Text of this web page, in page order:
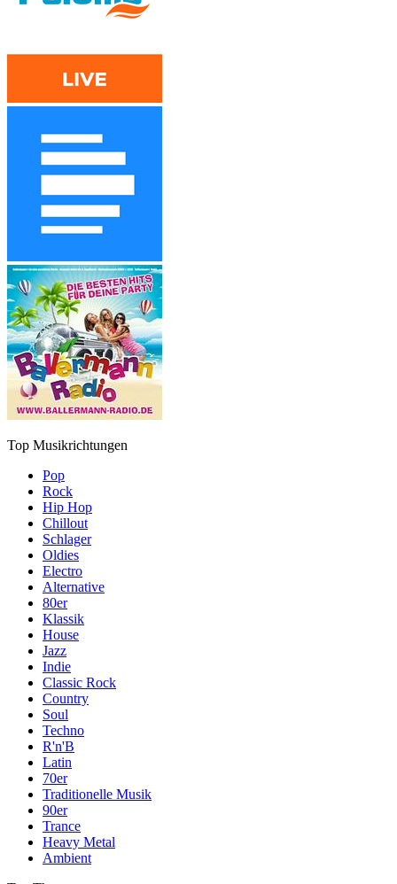
Top Musikrichtungen
Pop
Rock
Hip Hop
Chillout
Schlager
Oldies
Electro
Alternative
80er
Klassik
House
Jazz
Indie
Classic Rock
Country
Soul
Techno
R'n'B
Latin
70er
Traditionelle Musik
90er
Trance
Heavy Metal
Ambient